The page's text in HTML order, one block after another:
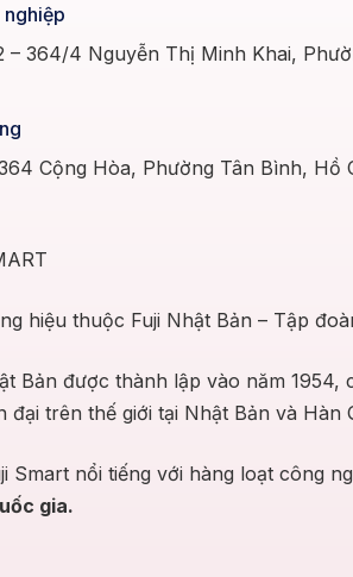
Minh
Thủ Dầu Một, Thành phố Hồ Chí
Cường, TP. Thủ Dầu Một cũ)
Đức, Phường Thủ Dầu Một, Thành phố Hồ
An Khánh, Thành phố Hồ Chí
Khánh, TP.Thủ Đức cũ)
TP.Thủ Đức cũ)
Minh
Bình Thạnh, Hồ Chí Minh
nghiệp
– 364/4 Nguyễn Thị Minh Khai,
Cộng Hòa, Phường Tân Bình, Hồ
hiệu thuộc Fuji Nhật Bản – Tập
Bản được thành lập vào năm 1954,
đại trên thế giới tại Nhật Bản và Hàn
Smart nổi tiếng với hàng loạt công
gia.